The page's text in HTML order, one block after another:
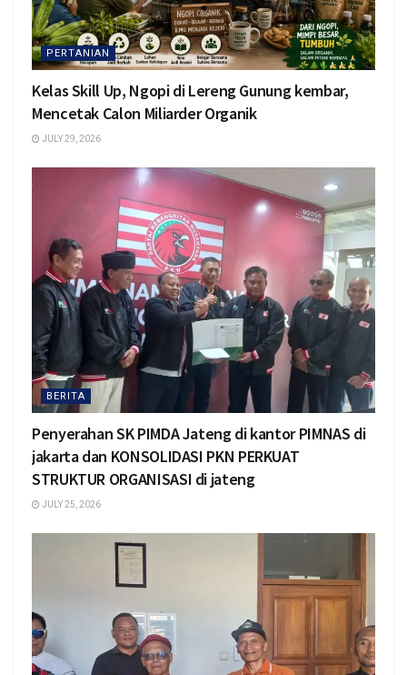
PERTANIAN
Kelas Skill Up, Ngopi di Lereng Gunung kembar,
Mencetak Calon Miliarder Organik
JULY 29, 2026
BERITA
Penyerahan SK PIMDA Jateng di kantor PIMNAS di
jakarta dan KONSOLIDASI PKN PERKUAT
STRUKTUR ORGANISASI di jateng
JULY 25, 2026